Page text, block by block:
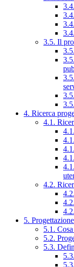
3.5. Il
4. Ricerca
4.1.
4.2.
5.
5.1.
5.2.
5.3.